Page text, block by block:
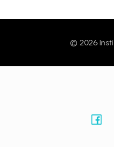
© 2026